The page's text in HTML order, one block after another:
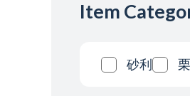
Item
砂利